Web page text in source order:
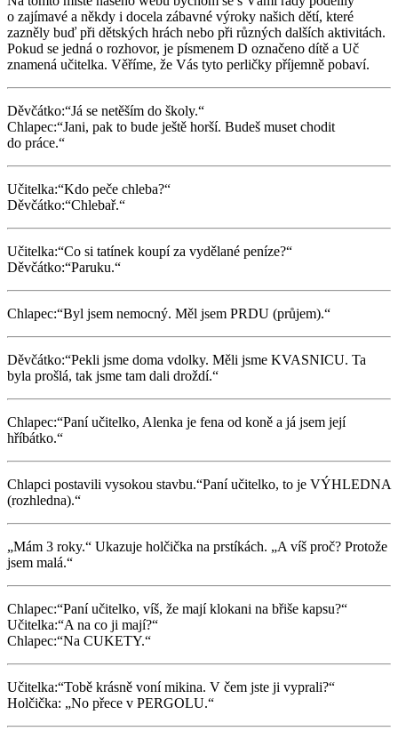
o zajímavé a někdy i docela zábavné výroky našich dětí, které
zazněly buď při dětských hrách nebo při různých dalších aktivitách.
Pokud se jedná o rozhovor, je písmenem D označeno dítě a Uč
znamená učitelka. Věříme, že Vás tyto perličky příjemně pobaví.
Děvčátko:“Já se netěším do školy.“
Chlapec:“Jani, pak to bude ještě horší. Budeš muset chodit
do práce.“
Učitelka:“Kdo peče chleba?“
Děvčátko:“Chlebař.“
Učitelka:“Co si tatínek koupí za vydělané peníze?“
Děvčátko:“Paruku.“
Chlapec:“Byl jsem nemocný. Měl jsem PRDU (průjem).“
Děvčátko:“Pekli jsme doma vdolky. Měli jsme KVASNICU. Ta
byla prošlá, tak jsme tam dali droždí.“
Chlapec:“Paní učitelko, Alenka je fena od koně a já jsem její
hříbátko.“
Chlapci postavili vysokou stavbu.“Paní učitelko, to je VÝHLEDNA
(rozhledna).“
„Mám 3 roky.“ Ukazuje holčička na prstíkách. „A víš proč? Protože
jsem malá.“
Chlapec:“Paní učitelko, víš, že mají klokani na břiše kapsu?“
Učitelka:“A na co ji mají?“
Chlapec:“Na CUKETY.“
Učitelka:“Tobě krásně voní mikina. V čem jste ji vyprali?“
Holčička: „No přece v PERGOLU.“